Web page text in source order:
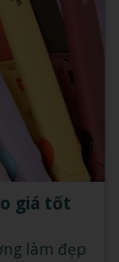
giá tốt
làm đẹp